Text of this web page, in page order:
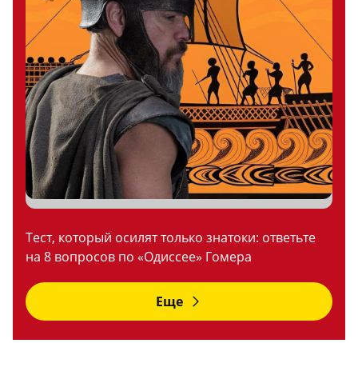
Тест, который осилят только знатоки: ответьте
на 8 вопросов по «Одиссее» Гомера
Еще